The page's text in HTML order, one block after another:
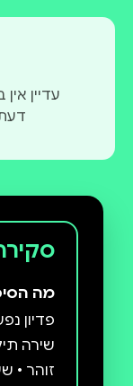
עדיין
מה
פדיון
שירה